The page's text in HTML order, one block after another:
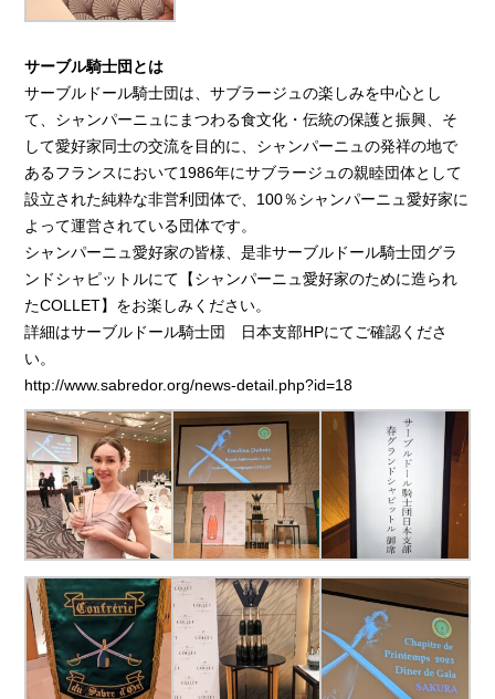
サーブル騎士団とは
サーブルドール騎士団は、サブラージュの楽しみを中心とし
て、シャンパーニュにまつわる食文化・伝統の保護と振興、そ
して愛好家同士の交流を目的に、シャンパーニュの発祥の地で
あるフランスにおいて1986年にサブラージュの親睦団体として
設立された純粋な非営利団体で、100％シャンパーニュ愛好家に
よって運営されている団体です。
シャンパーニュ愛好家の皆様、是非サーブルドール騎士団グラ
ンドシャピットルにて【シャンパーニュ愛好家のために造られ
たCOLLET】をお楽しみください。
詳細はサーブルドール騎士団 日本支部HPにてご確認くださ
い。
http://www.sabredor.org/news-detail.php?id=18